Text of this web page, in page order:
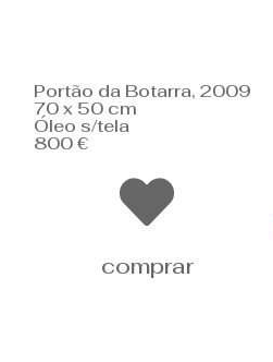
Portão da Botarra, 2009
70 x 50 cm
Óleo s/tela
800 €
comprar